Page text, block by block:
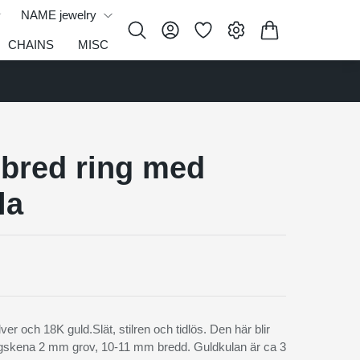
NAME jewelry
CHAINS MISC
ring med
och 18K guld.Slät, stilren och tidlös. Den här blir
2 mm grov, 10-11 mm bredd. Guldkulan är ca 3